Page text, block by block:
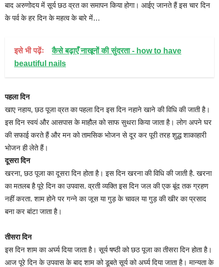
बाद अरुणोदय में सूर्य छठ व्रत का समापन किया होगा। आईए जानते हैं इस चार दिन
के पर्व के हर दिन के महत्‍व के बारे में…
इसे भी पढ़ेंः
कैसे बढ़ाएँ नाखूनों की सुंदरता - how to have
beautiful nails
पहला दिन
खाए नहाय, छठ पूजा व्रत का पहला दिन इस दिन नहाने खाने की विधि की जाती है।
इस दिन स्‍वयं और आसपास के माहौल को साफ सुथरा किया जाता है। लोग अपने घर
की सफाई करते हैं और मन को तामसिक भोजन से दूर कर पूरी तरह शुद्ध शाकाहारी
भोजन ही लेते हैं।
दूसरा दिन
खरना, छठ पूजा का दूसरा दिन होता है। इस दिन खरना की विधि की जाती है. खरना
का मतलब है पूरे दिन का उपवास. व्रती व्‍यक्ति इस दिन जल की एक बूंद तक ग्रहण
नहीं करता. शाम होने पर गन्ने का जूस या गुड़ के चावल या गुड़ की खीर का प्रसाद
बना कर बांटा जाता है।
तीसरा दिन
इस दिन शाम का अर्घ्य दिया जाता है। सूर्य षष्ठी को छठ पूजा का तीसरा दिन होता है।
आज पूरे दिन के उपवास के बाद शाम को डूबते सूर्य को अर्घ्य दिया जाता है। मान्‍यता के